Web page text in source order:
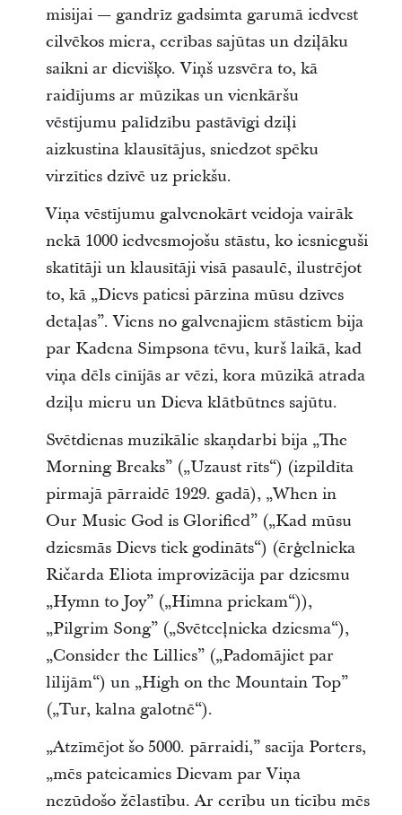
misijai — gandrīz gadsimta garumā iedvest
cilvēkos miera, cerības sajūtas un dziļāku
saikni ar dievišķo. Viņš uzsvēra to, kā
raidījums ar mūzikas un vienkāršu
vēstījumu palīdzību pastāvīgi dziļi
aizkustina klausītājus, sniedzot spēku
virzīties dzīvē uz priekšu.
Viņa vēstījumu galvenokārt veidoja vairāk
nekā 1000 iedvesmojošu stāstu, ko iesnieguši
skatītāji un klausītāji visā pasaulē, ilustrējot
to, kā „Dievs patiesi pārzina mūsu dzīves
detaļas”. Viens no galvenajiem stāstiem bija
par Kadena Simpsona tēvu, kurš laikā, kad
viņa dēls cīnījās ar vēzi, kora mūzikā atrada
dziļu mieru un Dieva klātbūtnes sajūtu.
Svētdienas muzikālie skaņdarbi bija „The
Morning Breaks” („Uzaust rīts“) (izpildīta
pirmajā pārraidē 1929. gadā), „When in
Our Music God is Glorified” („Kad mūsu
dziesmās Dievs tiek godināts“) (ērģelnieka
Ričarda Eliota improvizācija par dziesmu
„Hymn to Joy” („Himna priekam“)),
„Pilgrim Song” („Svētceļnieka dziesma“),
„Consider the Lillies” („Padomājiet par
lilijām“) un „High on the Mountain Top”
(„Tur, kalna galotnē“).
„Atzīmējot šo 5000. pārraidi,” sacīja Porters,
„mēs pateicamies Dievam par Viņa
nezūdošo žēlastību. Ar cerību un ticību mēs